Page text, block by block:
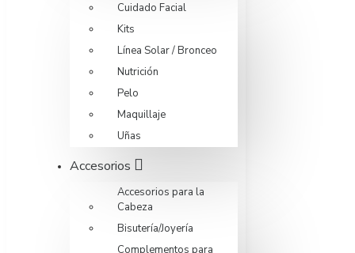
Cuidado Facial
Kits
Línea Solar / Bronceo
Nutrición
Pelo
Maquillaje
Uñas
Accesorios
Accesorios para la
Cabeza
Bisutería/Joyería
Complementos para